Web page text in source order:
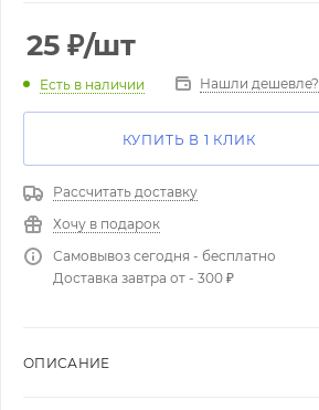
25 ₽/шт
Есть в наличии Нашли дешевле?
КУПИТЬ В 1 КЛИК
Рассчитать доставку
Хочу в подарок
Самовывоз сегодня - бесплатно
Доставка завтра от - 300 ₽
ОПИСАНИЕ